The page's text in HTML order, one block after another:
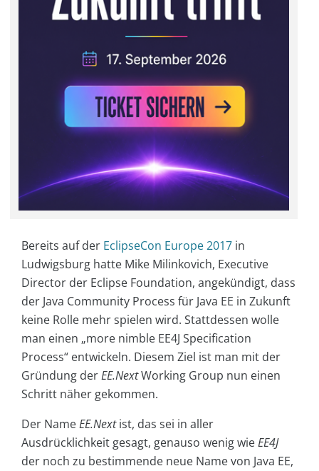
Bereits auf der EclipseCon Europe 2017 in
Ludwigsburg hatte Mike Milinkovich, Executive
Director der Eclipse Foundation, angekündigt, dass
der Java Community Process für Java EE in Zukunft
keine Rolle mehr spielen wird. Stattdessen wolle
man einen „more nimble EE4J Specification
Process“ entwickeln. Diesem Ziel ist man mit der
Gründung derEE.NextWorking Group nun einen
Schritt näher gekommen.
Der NameEE.Nextist, das sei in aller
Ausdrücklichkeit gesagt, genauso wenig wieEE4J
der noch zu bestimmende neue Name von Java EE,